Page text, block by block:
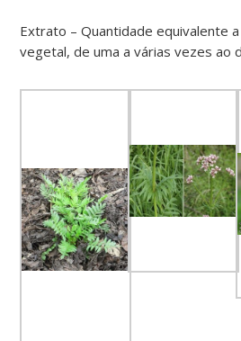
Extrato – Quantidade equivalente
vegetal, de uma a várias vezes ao